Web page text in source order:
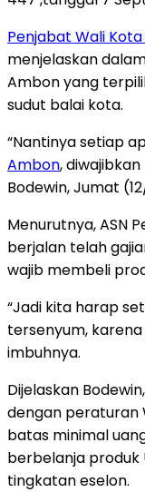
Penjabat Wali
menjelaskan
Ambon yang
sudut balai kota.
“Nantinya setiap
Ambon,
Bodewin, Jumat
Menurutnya, ASN
berjalan telah
wajib membeli
“Jadi kita harap
tersenyum, karena
imbuhnya.
Dijelaskan
dengan peraturan
batas minimal
berbelanja produk
tingkatan eselon.